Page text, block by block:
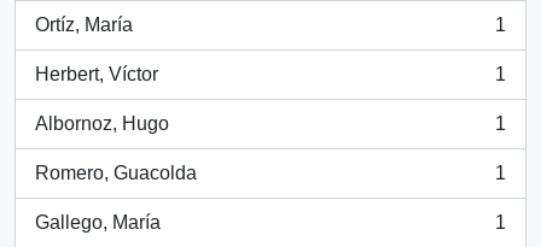
Ortíz, María
, 1 results
1
Herbert, Víctor
, 1 results
1
Albornoz, Hugo
, 1 results
1
Romero, Guacolda
, 1 results
1
Gallego, María
, 1 results
1